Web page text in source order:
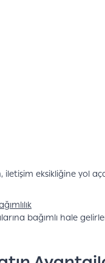
iletişim eksikliğine yol
bağımlı hale